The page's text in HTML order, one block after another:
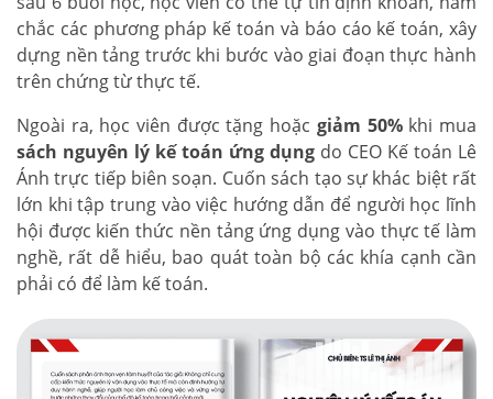
chắc các phương pháp kế toán và báo cáo kế toán, xây
dựng nền tảng trước khi bước vào giai đoạn thực hành
trên chứng từ thực tế.
Ngoài ra, học viên được tặng hoặc giảm 50%khi mua
sách nguyên lý kế toán ứng dụng do CEO Kế toán Lê
Ánh trực tiếp biên soạn. Cuốn sách tạo sự khác biệt rất
lớn khi tập trung vào việc hướng dẫn để người học lĩnh
hội được kiến thức nền tảng ứng dụng vào thực tế làm
nghề, rất dễ hiểu, bao quát toàn bộ các khía cạnh cần
phải có để làm kế toán.